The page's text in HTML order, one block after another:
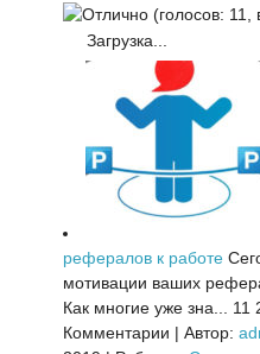
(голосов: 11,
Загрузка...
рефералов к работе
мотивации ваших
Как многие уже зна...
11
Комментарии | Автор: